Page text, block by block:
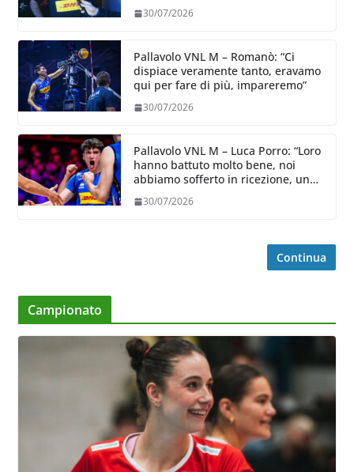
30/07/2026
Pallavolo VNL M – Romanò: “Ci
dispiace veramente tanto, eravamo
qui per fare di più, impareremo”
30/07/2026
Pallavolo VNL M – Luca Porro: “Loro
hanno battuto molto bene, noi
abbiamo sofferto in ricezione, uno
30/07/2026
Continua
Campionato